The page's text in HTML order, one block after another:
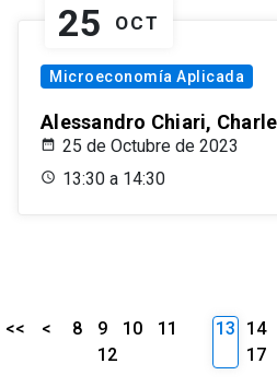
25 OCT
Microeconomía Aplicada
Alessandro Chiari,
25 de Octubre de 2023
13:30 a 14:30
<< < 8 9 10
11
12
13 14
17